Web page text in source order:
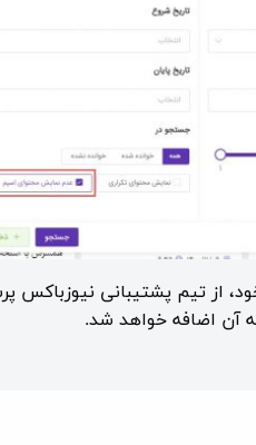
از تیم پشتیبانی نیوزباکس
آن اضافه خواهد شد.